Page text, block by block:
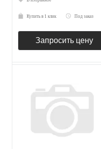
Купить в 1 клик Под заказ
Запросить цену